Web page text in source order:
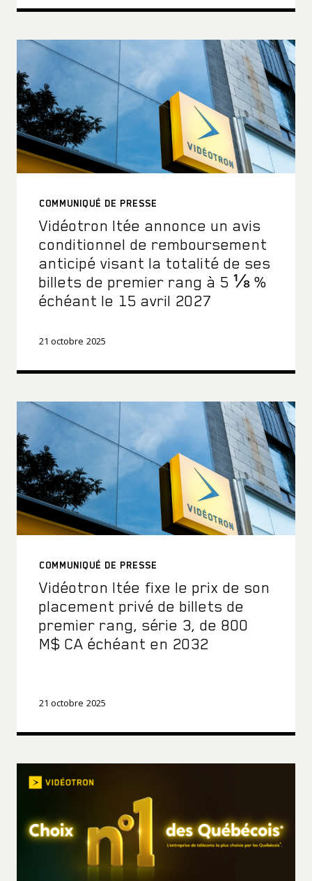
COMMUNIQUÉ DE PRESSE
Vidéotron ltée annonce un avis
conditionnel de remboursement
anticipé visant la totalité de ses
billets de premier rang à 5 ⅛ %
échéant le 15 avril 2027
21 octobre 2025
COMMUNIQUÉ DE PRESSE
Vidéotron ltée fixe le prix de son
placement privé de billets de
premier rang, série 3, de 800
M$ CA échéant en 2032
21 octobre 2025